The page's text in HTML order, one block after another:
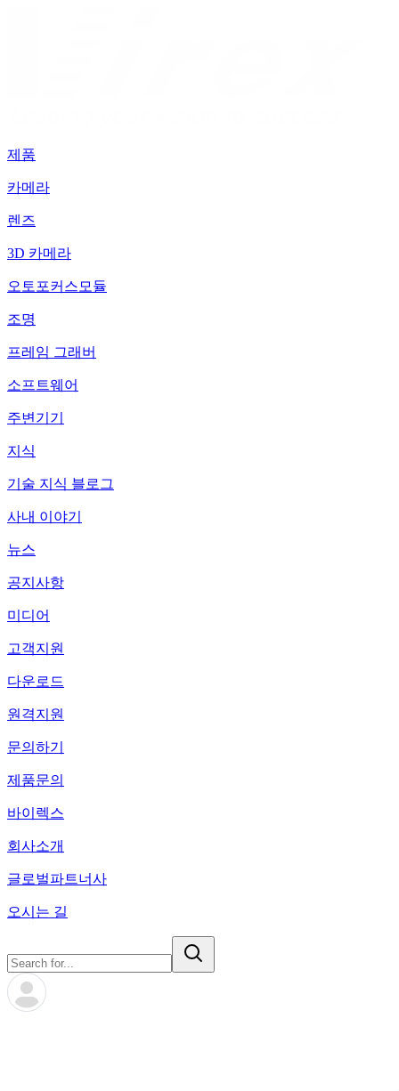
제품
카메라
렌즈
3D 카메라
오토포커스모듈
조명
프레임 그래버
소프트웨어
주변기기
지식
기술 지식 블로그
사내 이야기
뉴스
공지사항
미디어
고객지원
다운로드
원격지원
문의하기
제품문의
바이렉스
회사소개
글로벌파트너사
오시는 길